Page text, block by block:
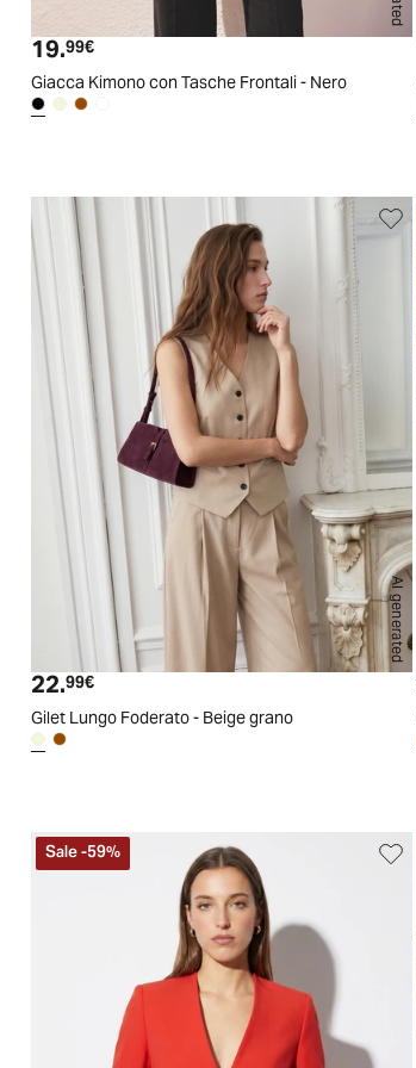
Prezzo attuale
19.99€
Giacca Kimono con Tasche Frontali - Nero
AI generated
SML XL
Prezzo attuale
22.99€
Gilet Lungo Foderato - Beige grano
Sale-59%